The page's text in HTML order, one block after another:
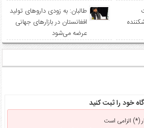
طالبان: به زودی داروهای تولید
افغانستان در بازارهای جهانی
عرضه می‌شود